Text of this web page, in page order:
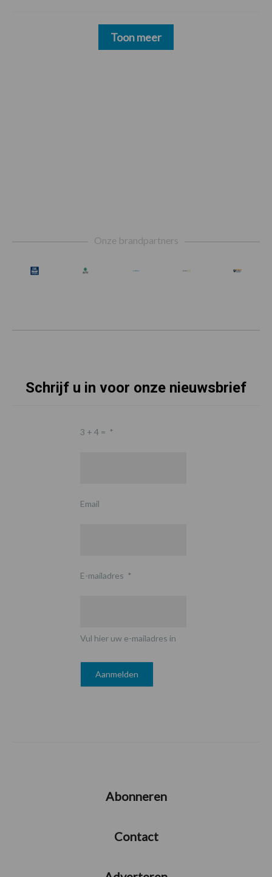
Toon meer
Onze brandpartners
Schrijf u in voor onze nieuwsbrief
3 + 4 = *
Email
E-mailadres *
Vul hier uw e-mailadres in
Abonneren
Contact